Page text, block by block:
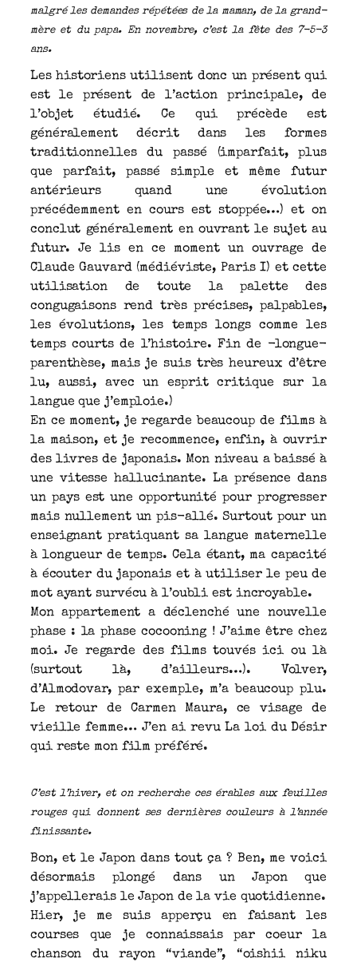
malgré les demandes répétées de la maman, de la grand-
mère et du papa. En novembre, c’est la fête des 7-5-3
ans.
Les historiens utilisent donc un présent qui
est le présent de l’action principale, de
l’objet étudié. Ce qui précède est
généralement décrit dans les formes
traditionnelles du passé (imparfait, plus
que parfait, passé simple et même futur
antérieurs quand une évolution
précédemment en cours est stoppée…) et on
conclut généralement en ouvrant le sujet au
futur. Je lis en ce moment un ouvrage de
Claude Gauvard (médiéviste, Paris I) et cette
utilisation de toute la palette des
congugaisons rend très précises, palpables,
les évolutions, les temps longs comme les
temps courts de l’histoire. Fin de -longue-
parenthèse, mais je suis très heureux d’être
lu, aussi, avec un esprit critique sur la
langue que j’emploie.)
En ce moment, je regarde beaucoup de films à
la maison, et je recommence, enfin, à ouvrir
des livres de japonais. Mon niveau a baissé à
une vitesse hallucinante. La présence dans
un pays est une opportunité pour progresser
mais nullement un pis-allé. Surtout pour un
enseignant pratiquant sa langue maternelle
à longueur de temps. Cela étant, ma capacité
à écouter du japonais et à utiliser le peu de
mot ayant survécu à l’oubli est incroyable.
Mon appartement a déclenché une nouvelle
phase : la phase cocooning ! J’aime être chez
moi. Je regarde des films touvés ici ou là
(surtout là, d’ailleurs…). Volver,
d’Almodovar, par exemple, m’a beaucoup plu.
Le retour de Carmen Maura, ce visage de
vieille femme… J’en ai revu La loi du Désir
qui reste mon film préféré.
C’est l’hiver, et on recherche ces érables aux feuilles
rouges qui donnent ses dernières couleurs à l’année
finissante.
Bon, et le Japon dans tout ça ? Ben, me voici
désormais plongé dans un Japon que
j’appellerais le Japon de la vie quotidienne.
Hier, je me suis apperçu en faisant les
courses que je connaissais par coeur la
chanson du rayon “viande”, “oishii niku